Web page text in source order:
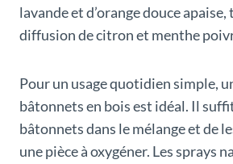
lavande et d’orange douce apaise,
diffusion de citron et menthe
Pour un usage quotidien simple,
bâtonnets en bois est idéal. Il
bâtonnets dans le mélange et de
une pièce à oxygéner. Les sprays